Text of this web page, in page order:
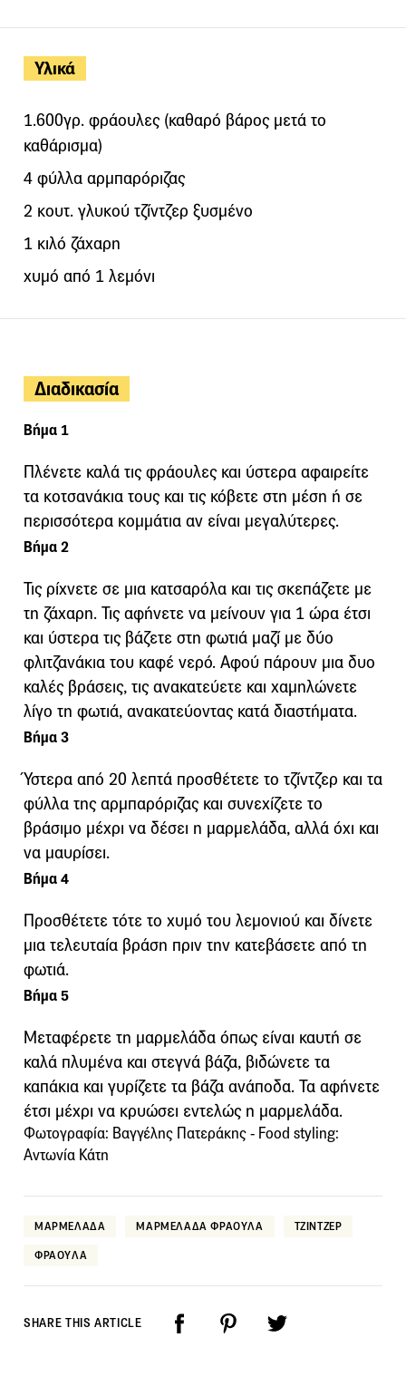
Υλικά
1.600γρ. φράουλες (καθαρό βάρος μετά το
καθάρισμα)
4 φύλλα αρμπαρόριζας
2 κουτ. γλυκού τζίντζερ ξυσμένο
1 κιλό ζάχαρη
χυμό από 1 λεμόνι
Διαδικασία
Βήμα 1
Πλένετε καλά τις φράουλες και ύστερα αφαιρείτε
τα κοτσανάκια τους και τις κόβετε στη μέση ή σε
περισσότερα κομμάτια αν είναι μεγαλύτερες.
Βήμα 2
Τις ρίχνετε σε μια κατσαρόλα και τις σκεπάζετε με
τη ζάχαρη. Τις αφήνετε να μείνουν για 1 ώρα έτσι
και ύστερα τις βάζετε στη φωτιά μαζί με δύο
φλιτζανάκια του καφέ νερό. Αφού πάρουν μια δυο
καλές βράσεις, τις ανακατεύετε και χαμηλώνετε
λίγο τη φωτιά, ανακατεύοντας κατά διαστήματα.
Βήμα 3
Ύστερα από 20 λεπτά προσθέτετε το τζίντζερ και τα
φύλλα της αρμπαρόριζας και συνεχίζετε το
βράσιμο μέχρι να δέσει η μαρμελάδα, αλλά όχι και
να μαυρίσει.
Βήμα 4
Προσθέτετε τότε το χυμό του λεμονιού και δίνετε
μια τελευταία βράση πριν την κατεβάσετε από τη
φωτιά.
Βήμα 5
Μεταφέρετε τη μαρμελάδα όπως είναι καυτή σε
καλά πλυμένα και στεγνά βάζα, βιδώνετε τα
καπάκια και γυρίζετε τα βάζα ανάποδα. Τα αφήνετε
έτσι μέχρι να κρυώσει εντελώς η μαρμελάδα.
Φωτογραφία: Βαγγέλης Πατεράκης - Food styling:
Αντωνία Κάτη
ΜΑΡΜΕΛΑΔΑ ΜΑΡΜΕΛΑΔΑ ΦΡΑΟΥΛΑ ΤΖΙΝΤΖΕΡ
ΦΡΑΟΥΛΑ
SHARE THIS ARTICLE